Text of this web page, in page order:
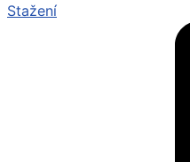
Stažení